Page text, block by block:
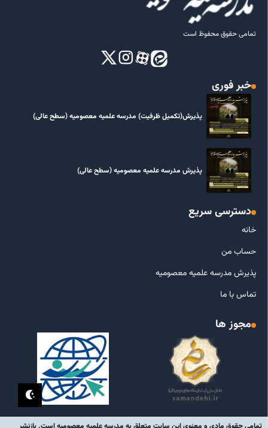
تمامی حقوق محفوظ است
خبر فوری
پذیرش(تکمیل ظرفیت) مدرسه علمیه معصومیه‌ (سطح عالی)
پذیرش مدرسه علمیه معصومیه‌ (سطح عالی)
دسترسی سریع
خانه
حساب من
پذیرش مدرسه علمیه معصومیه
تماس با ما
مجوز ها